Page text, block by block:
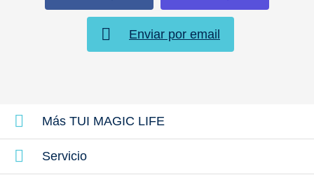
Enviar por email
Más TUI MAGIC LIFE
Servicio